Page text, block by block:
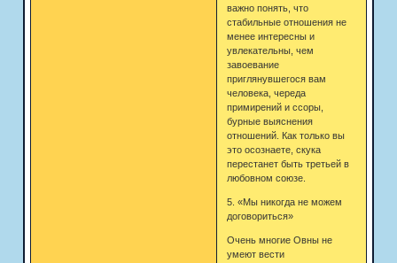
важно понять, что
стабильные отношения не
менее интересны и
увлекательны, чем
завоевание
приглянувшегося вам
человека, череда
примирений и ссоры,
бурные выяснения
отношений. Как только вы
это осознаете, скука
перестанет быть третьей в
любовном союзе.
5. «Мы никогда не можем
договориться»
Очень многие Овны не
умеют вести